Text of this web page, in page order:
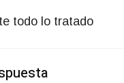
todo lo tratado